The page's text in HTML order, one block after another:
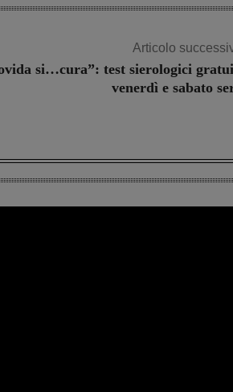
Articolo
si…cura”: test sierologici
venerdì e sabato